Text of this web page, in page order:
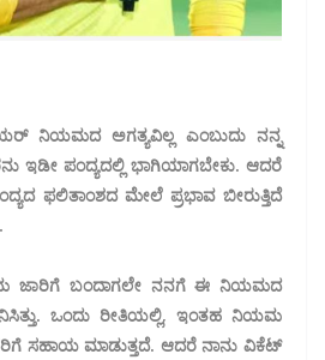
ನಿಯಮದ ಅಗತ್ಯವಿಲ್ಲ ಎಂಬುದು ನನ್ನ
ಇಡೀ ಪಂದ್ಯದಲ್ಲಿ ಭಾಗಿಯಾಗಬೇಕು. ಆದರೆ
ಫಲಿತಾಂಶದ ಮೇಲೆ ಪ್ರಭಾವ ಬೀರುತ್ತಿದೆ
ಜಾರಿಗೆ ಬಂದಾಗಲೇ ನನಗೆ ಈ ನಿಯಮದ
ಒಂದು ರೀತಿಯಲ್ಲಿ, ಇಂತಹ ನಿಯಮ
ಸಹಾಯ ಮಾಡುತ್ತದೆ. ಆದರೆ ನಾನು ವಿಕೆಟ್